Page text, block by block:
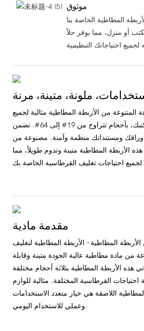
موثوق
المطاطية الخاصة بنا
أو منزل، مما يوفر حلاً
ملونة، متينة، مرنة
المتنوعة من الأربطة المطاطية مثالية لجميع
احتياجات مستلزمات مكتبك، بأحجام تتراوح من 19# إلى 64#. تضمن
أوراقك ومستنداتك منظمة وآمنة. مصنوعة من
هذه الأربطة المطاطية متينة وتدوم طويلاً، مما
مقدمة مادية
المطاطية - الأربطة المطاطية لتغليف
من مادة مطاطية عالية الجودة متينة وقابلة
هذه الأربطة المطاطية بثلاثة أحجام مختلفة
لتلبية احتياجات القرطاسية المختلفة. مثالية للوازم
اللاصقة هي خيار متعدد الاستخدامات
وعملي للاستخدام اليومي.